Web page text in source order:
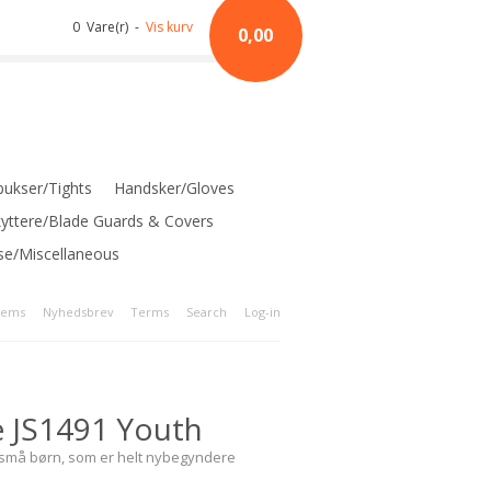
0 Vare(r) - Vis kurv 0,00
Tights
Handsker/Gloves
Blade Guards & Covers
Miscellaneous
Nyhedsbrev Terms Search Log-in
Youth
børn, som er helt nybegyndere